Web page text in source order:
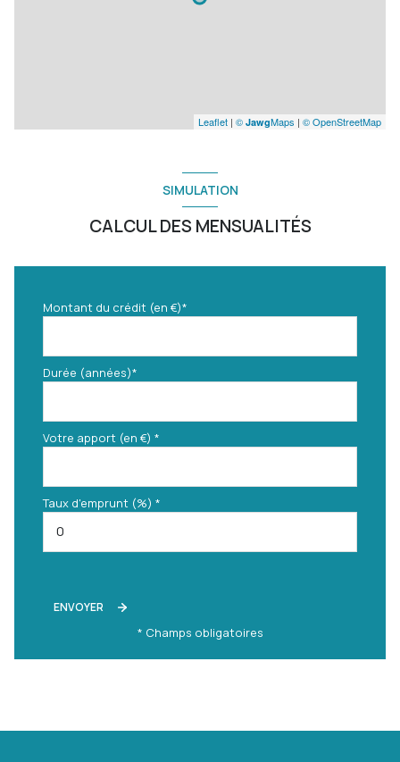
Leaflet | © JawgMaps | © OpenStreetMap
SIMULATION
CALCUL DES MENSUALITÉS
Montant du crédit (en €)*
Durée (années)*
Votre apport (en €) *
Taux d'emprunt (%) *
ENVOYER
* Champs obligatoires